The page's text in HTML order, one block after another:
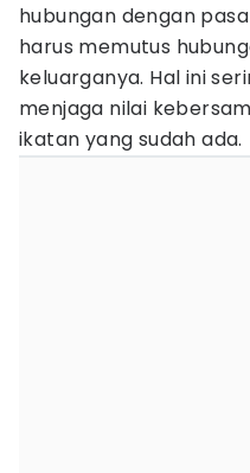
hubungan dengan
harus memutus
keluarganya. Hal ini
menjaga nilai
ikatan yang sudah ada.